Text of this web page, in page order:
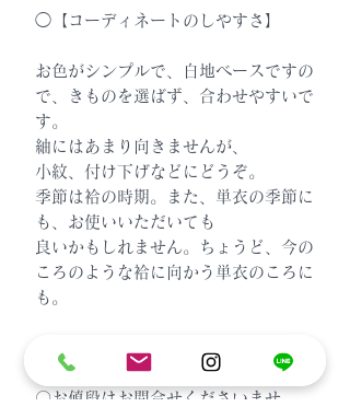
◯【コーディネートのしやすさ】
お色がシンプルで、白地ベースですの
で、きものを選ばず、合わせやすいで
す。
紬にはあまり向きませんが、
小紋、付け下げなどにどうぞ。
季節は袷の時期。また、単衣の季節に
も、お使いいただいても
良いかもしれません。ちょうど、今の
ころのような袷に向かう単衣のころに
も。
〇美術工芸啓 慶雲文 名古屋帯
〇お値段はお問合せくださいませ